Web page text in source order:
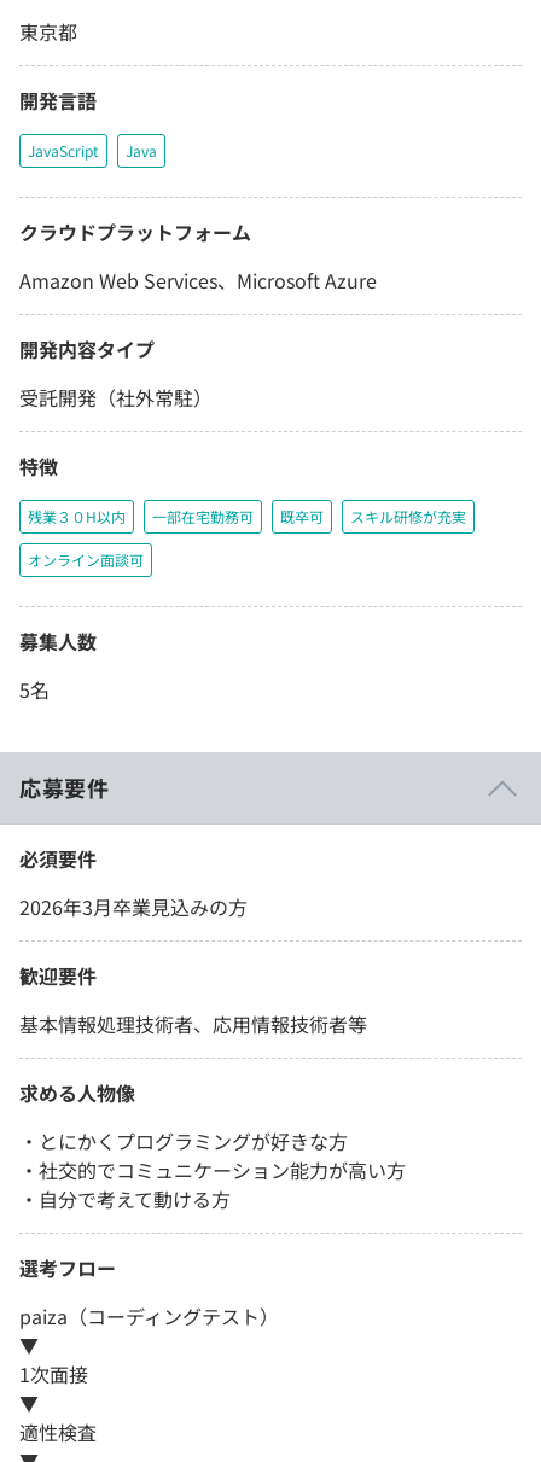
東京都
開発言語
JavaScript Java
クラウドプラットフォーム
Amazon Web Services、Microsoft Azure
開発内容タイプ
受託開発（社外常駐）
特徴
残業３０H以内 一部在宅勤務可 既卒可 スキル研修が充実
オンライン面談可
募集人数
5名
応募要件
必須要件
2026年3月卒業見込みの方
歓迎要件
基本情報処理技術者、応用情報技術者等
求める人物像
・とにかくプログラミングが好きな方
・社交的でコミュニケーション能力が高い方
・自分で考えて動ける方
選考フロー
paiza（コーディングテスト）
▼
1次面接
▼
適性検査